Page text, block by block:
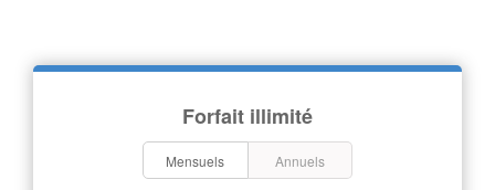
Forfait illimité
Mensuels Annuels